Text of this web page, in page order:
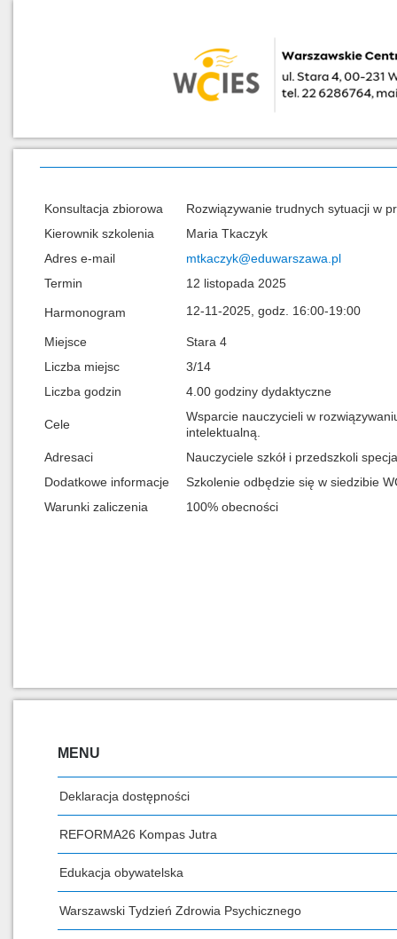
Konsultacja zbiorowa
Rozwiązywanie trudnych sytuacji w
Kierownik szkolenia
Maria Tkaczyk
Adres e-mail
mtkaczyk@eduwarszawa.pl
Termin
12 listopada 2025
Harmonogram 12-11-2025, godz. 16:00-19:00
Miejsce
Stara 4
Liczba miejsc
3/14
Liczba godzin
4.00 godziny dydaktyczne
Cele
Wsparcie nauczycieli w
intelektualną.
Adresaci
Nauczyciele szkół i przedszkoli
Dodatkowe informacje
Szkolenie odbędzie się w siedzibie
Warunki zaliczenia
100% obecności
MENU
Deklaracja dostępności
REFORMA26 Kompas Jutra
Edukacja obywatelska
Warszawski Tydzień Zdrowia Psychicznego